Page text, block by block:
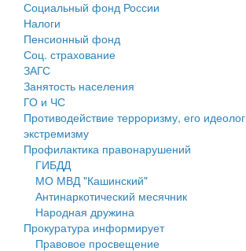
Противодействие коррупции
Контрольно-счетная палата
Персональные данные
Оценка регулирующего воздействия
Деятельность МУ
Нормативы градостроительного
Правила землепользования и застройки
Генеральные планы
Социальный фонд России
Налоги
Пенсионный фонд
Соц. страхование
ЗАГС
Занятость населения
ГО и ЧС
Противодействие терроризму, его
экстремизму
Профилактика правонарушений
ГИБДД
МО МВД "Кашинский"
Антинаркотический месячник
Народная дружина
Прокуратура информирует
Правовое просвещение